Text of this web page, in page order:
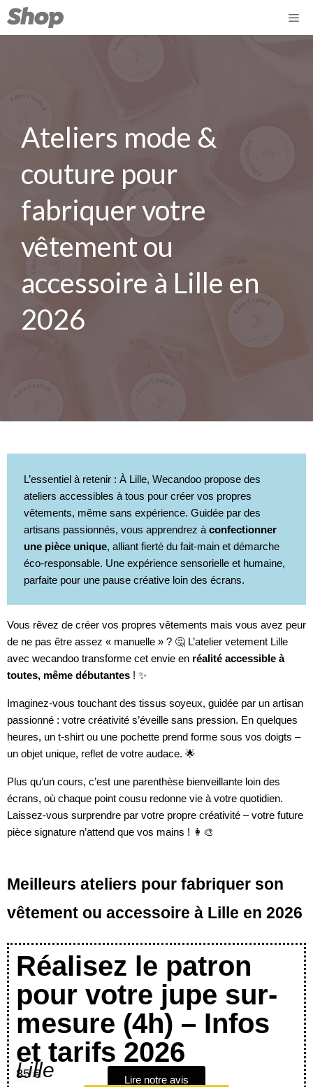
Ateliers mode &
couture pour
fabriquer votre
vêtement ou
accessoire à Lille en
2026
L’essentiel à retenir : À Lille, Wecandoo propose des
ateliers accessibles à tous pour créer vos propres
vêtements, même sans expérience. Guidée par des
artisans passionnés, vous apprendrez à confectionner
une pièce unique, alliant fierté du fait-main et démarche
éco-responsable. Une expérience sensorielle et humaine,
parfaite pour une pause créative loin des écrans.
Vous rêvez de créer vos propres vêtements mais vous avez peur
de ne pas être assez « manuelle » ? 🤔 L’atelier vetement Lille
avec wecandoo transforme cet envie en réalité accessible à
toutes, même débutantes ! ✨
Imaginez-vous touchant des tissus soyeux, guidée par un artisan
passionné : votre créativité s’éveille sans pression. En quelques
heures, un t-shirt ou une pochette prend forme sous vos doigts –
un objet unique, reflet de votre audace. 🌟
Plus qu’un cours, c’est une parenthèse bienveillante loin des
écrans, où chaque point cousu redonne vie à votre quotidien.
Laissez-vous surprendre par votre propre créativité – votre future
pièce signature n’attend que vos mains ! 👩‍🎨
Meilleurs ateliers pour fabriquer son
vêtement ou accessoire à Lille en 2026
Réalisez le patron
pour votre jupe sur-
mesure (4h) – Infos
et tarifs 2026
Lille
85 €
Lire notre avis